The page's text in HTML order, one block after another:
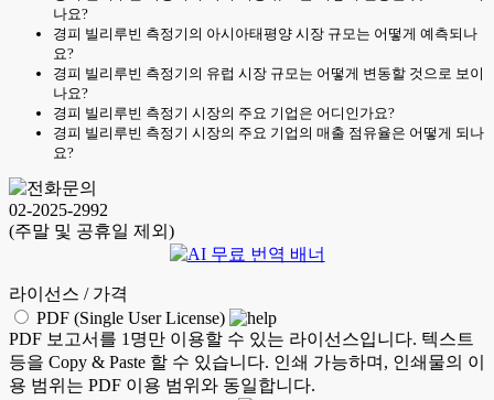
나요?
경피 빌리루빈 측정기의 아시아태평양 시장 규모는 어떻게 예측되나
요?
경피 빌리루빈 측정기의 유럽 시장 규모는 어떻게 변동할 것으로 보이
나요?
경피 빌리루빈 측정기 시장의 주요 기업은 어디인가요?
경피 빌리루빈 측정기 시장의 주요 기업의 매출 점유율은 어떻게 되나
요?
02-2025-2992
(주말 및 공휴일 제외)
라이선스 / 가격
PDF (Single User License)
PDF 보고서를 1명만 이용할 수 있는 라이선스입니다. 텍스트
등을 Copy & Paste 할 수 있습니다. 인쇄 가능하며, 인쇄물의 이
용 범위는 PDF 이용 범위와 동일합니다.